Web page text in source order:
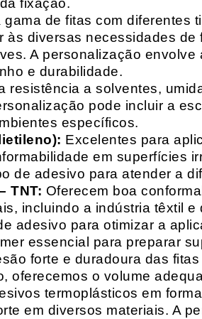
fixação.
gama de fitas com diferentes
diversas necessidades
A personalização
e durabilidade.
resistência a solventes,
pode incluir a
específicos.
Excelentes para
em superfícies
de adesivo para atender a
TNT: Oferecem boa
incluindo a indústria têxtil
adesivo para otimizar a
essencial para preparar
forte e duradoura das
oferecemos o volume
termoplásticos em
em diversos materiais. A